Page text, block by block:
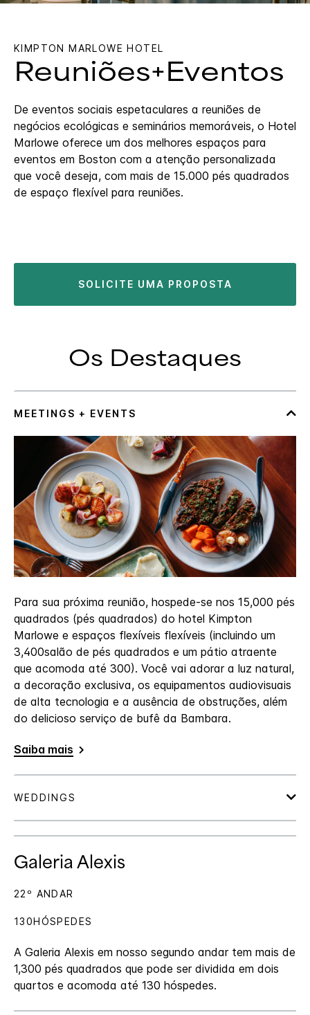
KIMPTON MARLOWE HOTEL
Reuniões+Eventos
De eventos sociais espetaculares a reuniões de
negócios ecológicas e seminários memoráveis, o Hotel
Marlowe oferece um dos melhores espaços para
eventos em Boston com a atenção personalizada
que você deseja, com mais de 15.000 pés quadrados
de espaço flexível para reuniões.
SOLICITE UMA PROPOSTA
Os Destaques
Para sua próxima reunião, hospede-se nos 15,000 pés
quadrados (pés quadrados) do hotel Kimpton
Marlowe e espaços flexíveis flexíveis (incluindo um
3,400salão de pés quadrados e um pátio atraente
que acomoda até 300). Você vai adorar a luz natural,
a decoração exclusiva, os equipamentos audiovisuais
de alta tecnologia e a ausência de obstruções, além
do delicioso serviço de bufê da Bambara.
Saiba mais
Galeria Alexis
A Galeria Alexis em nosso segundo andar tem mais de
1,300 pés quadrados que pode ser dividida em dois
quartos e acomoda até 130 hóspedes.
22º ANDAR
130HÓSPEDES